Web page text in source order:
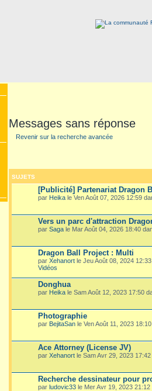
Messages sans réponse
Revenir sur la recherche avancée
SUJETS
[Publicité] Partenariat Dragon
par Heika le Ven Août 07, 2026 12:59
Vers un parc d'attraction
par Saga le Mar Août 04, 2026 18:40
Dragon Ball Project : Multi
par Xehanort le Jeu Août 08, 2024
Vidéos
Donghua
par Heika le Sam Août 12, 2023 17:50
Photographie
par BejitaSan le Ven Août 11, 2023
Ace Attorney (License JV)
par Xehanort le Sam Avr 29, 2023
Recherche dessinateur pour
par ludovic33 le Mer Avr 19, 2023